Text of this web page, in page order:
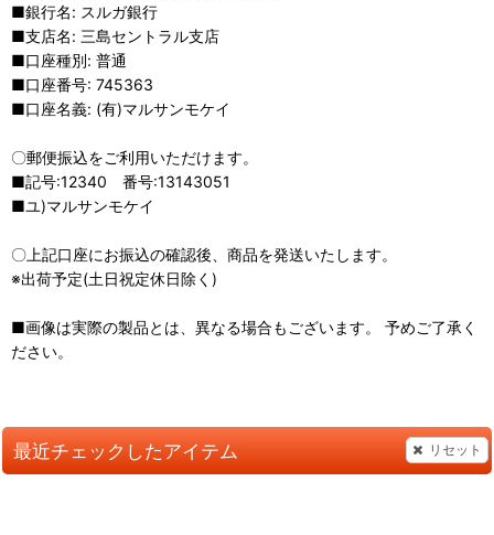
■銀行名: スルガ銀行
■支店名: 三島セントラル支店
■口座種別: 普通
■口座番号: 745363
■口座名義: (有)マルサンモケイ
〇郵便振込をご利用いただけます。
■記号:12340 番号:13143051
■ユ)マルサンモケイ
〇上記口座にお振込の確認後、商品を発送いたします。
※出荷予定(土日祝定休日除く)
■画像は実際の製品とは、異なる場合もございます。 予めご了承く
ださい。
最近チェックしたアイテム リセット